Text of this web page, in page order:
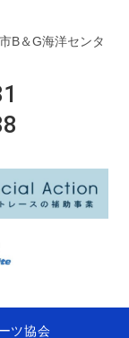
B＆G海洋センタ
ツ協会